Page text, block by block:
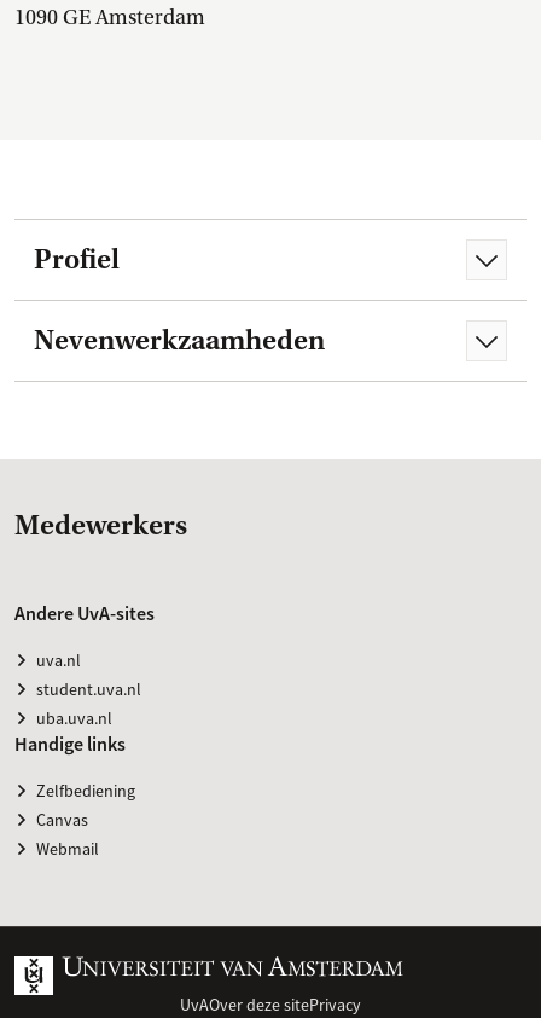
1090 GE Amsterdam
Profiel
Nevenwerkzaamheden
Medewerkers
Andere UvA-sites
uva.nl
student.uva.nl
uba.uva.nl
Handige links
Zelfbediening
Canvas
Webmail
UvAOver deze sitePrivacy